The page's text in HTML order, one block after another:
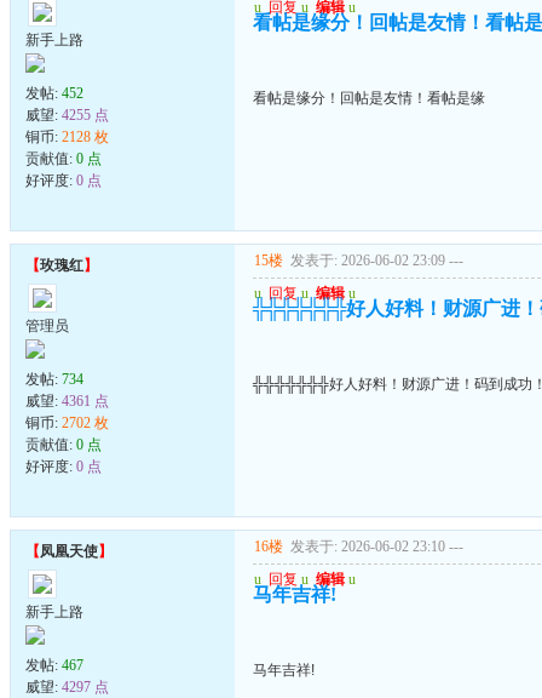
新手上路
发帖: 452
威望: 4255 点
铜币: 2128 枚
贡献值: 0 点
好评度: 0 点
u 回复 u 编辑 u
看帖是缘分！回帖是友情！看帖
看帖是缘分！回帖是友情！看帖是缘
【玫瑰红】
管理员
发帖: 734
威望: 4361 点
铜币: 2702 枚
贡献值: 0 点
好评度: 0 点
15楼 发表于: 2026-06-02 23:09 ---
u 回复 u 编辑 u
╬╬╬╬╬╬╬好人好料！财源广进！
╬╬╬╬╬╬╬好人好料！财源广进！码到成功
【凤凰天使】
新手上路
发帖: 467
威望: 4297 点
16楼 发表于: 2026-06-02 23:10 ---
u 回复 u 编辑 u
马年吉祥!
马年吉祥!